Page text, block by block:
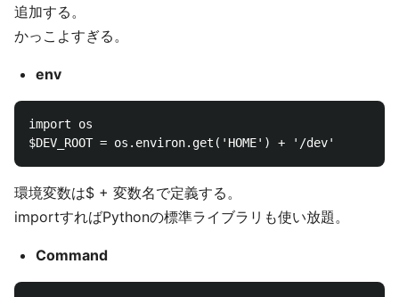
追加する。
かっこよすぎる。
env
import os
環境変数は$ + 変数名で定義する。
importすればPythonの標準ライブラリも使い放題。
Command